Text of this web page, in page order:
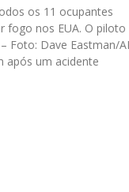
os 11 ocupantes
fogo nos EUA. O piloto
Foto: Dave Eastman/
após um acidente